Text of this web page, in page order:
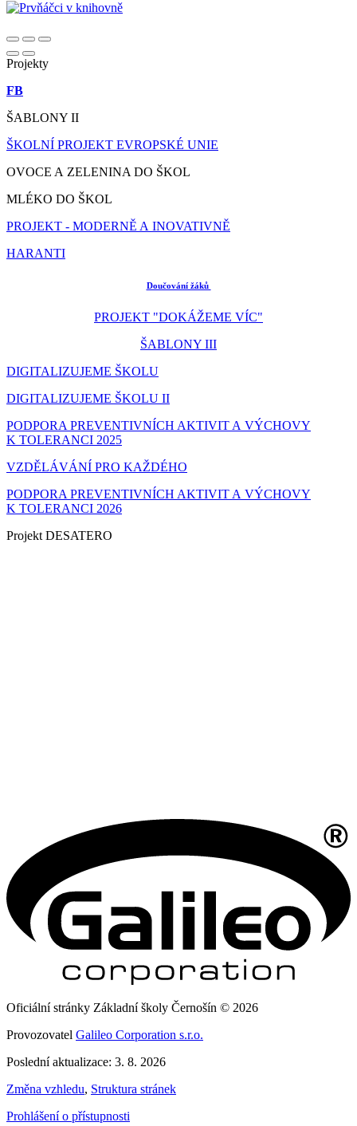
Projekty
FB
ŠABLONY II
ŠKOLNÍ PROJEKT EVROPSKÉ UNIE
OVOCE A ZELENINA DO ŠKOL
MLÉKO DO ŠKOL
PROJEKT - MODERNĚ A INOVATIVNĚ
HARANTI
Doučování žáků
PROJEKT "DOKÁŽEME VÍC"
ŠABLONY III
DIGITALIZUJEME ŠKOLU
DIGITALIZUJEME ŠKOLU II
PODPORA PREVENTIVNÍCH AKTIVIT A VÝCHOVY
K TOLERANCI 2025
VZDĚLÁVÁNÍ PRO KAŽDÉHO
PODPORA PREVENTIVNÍCH AKTIVIT A VÝCHOVY
K TOLERANCI 2026
Projekt DESATERO
Oficiální stránky Základní školy Černošín © 2026
Provozovatel Galileo Corporation s.r.o.
Poslední aktualizace: 3. 8. 2026
Změna vzhledu, Struktura stránek
Prohlášení o přístupnosti